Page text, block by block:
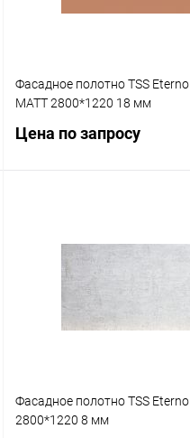
Фасадное полотно TSS
MATT 2800*1220 18 мм
Цена по запросу
Купить в 1 клик
В избранное
Фасадное полотно TSS
2800*1220 8 мм